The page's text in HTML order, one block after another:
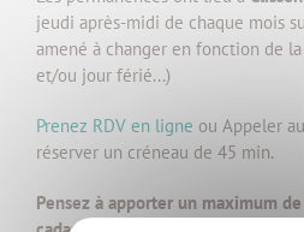
jeudi après-midi de chaque mois
amené à changer en fonction de
et/ou jour férié...)
Prenez RDV en ligne ou Appeler au
réserver un créneau de 45 min.
Pensez à apporter un maximum